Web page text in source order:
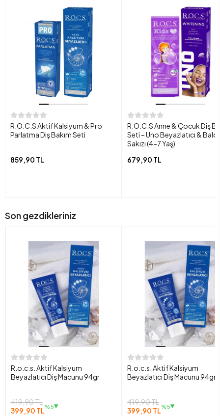
R.O.C.S Aktif Kalsiyum & Pro
Parlatma Diş Bakım Seti
859,90 TL
R.O.C.S Anne & Çocuk Diş
Seti – Uno Beyazlatıcı &
Sakızı (4-7 Yaş)
679,90 TL
Son gezdikleriniz
R.o.c.s. Aktif Kalsiyum
Beyazlatıcı Diş Macunu 94gr
419,90 TL
399,90 TL%5
R.o.c.s. Aktif Kalsiyum
Beyazlatıcı Diş Macunu 94gr
419,90 TL
399,90 TL%5